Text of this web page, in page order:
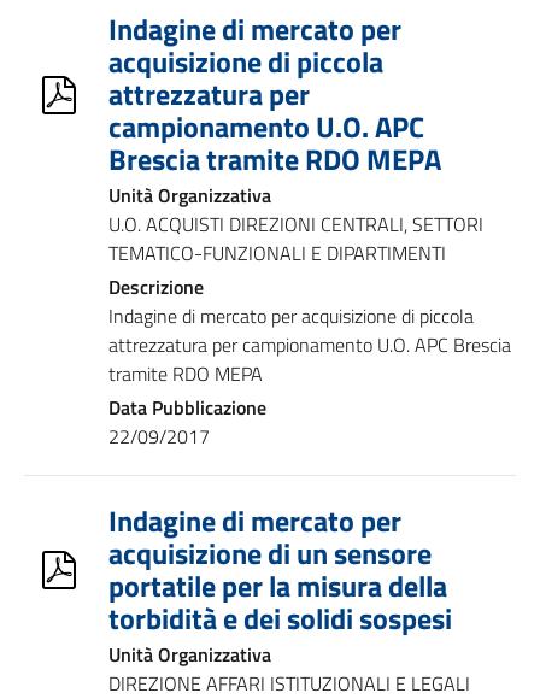
Indagine di mercato per
acquisizione di piccola
attrezzatura per
campionamento U.O. APC
Brescia tramite RDO MEPA
Unità Organizzativa
U.O. ACQUISTI DIREZIONI CENTRALI, SETTORI
TEMATICO-FUNZIONALI E DIPARTIMENTI
Descrizione
Indagine di mercato per acquisizione di piccola
attrezzatura per campionamento U.O. APC Brescia
tramite RDO MEPA
Data Pubblicazione
22/09/2017
Indagine di mercato per
acquisizione di un sensore
portatile per la misura della
torbidità e dei solidi sospesi
Unità Organizzativa
DIREZIONE AFFARI ISTITUZIONALI E LEGALI